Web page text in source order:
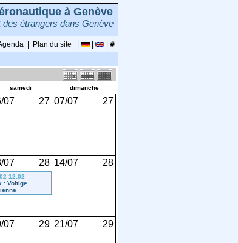
à Genève
étrangers dans Genève
Plan du site
samedi dimanche
07 27 07/07 27
07 28
-12:02
: Voltige
14/07 28
07 29 21/07 29